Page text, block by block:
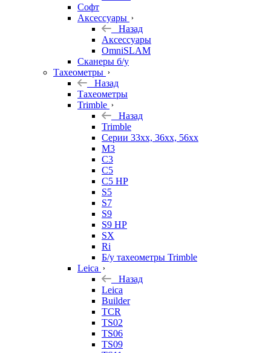
Софт
Аксессуары
Назад
Аксессуары
OmniSLAM
Сканеры б/у
Тахеометры
Назад
Тахеометры
Trimble
Назад
Trimble
Серии 33xx, 36xx, 56xx
M3
C3
C5
C5 HP
S5
S7
S9
S9 HP
SX
Ri
Б/у тахеометры Trimble
Leica
Назад
Leica
Builder
TCR
TS02
TS06
TS09